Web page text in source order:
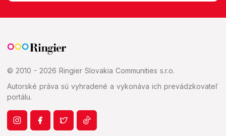
© 2010 - 2026 Ringier Slovakia Communities s.r.o.
Autorské práva sú vyhradené a vykonáva ich prevádzkovateľ
portálu.